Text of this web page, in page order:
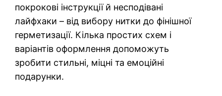
покрокові інструкції й несподівані
лайфхаки – від вибору нитки до фінішної
герметизації. Кілька простих схем і
варіантів оформлення допоможуть
зробити стильні, міцні та емоційні
подарунки.